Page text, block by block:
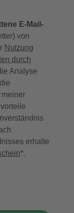
E-Mail-
von
Nutzung
durch
Analyse
erhalte
*.